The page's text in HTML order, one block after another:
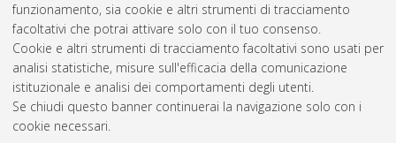
funzionamento, sia cookie e altri strumenti di tracciamento
facoltativi che potrai attivare solo con il tuo consenso.
Cookie e altri strumenti di tracciamento facoltativi sono usati per
analisi statistiche, misure sull'efficacia della comunicazione
istituzionale e analisi dei comportamenti degli utenti.
Se chiudi questo banner continuerai la navigazione solo con i
cookie necessari.
Gestione del documento:
Atom